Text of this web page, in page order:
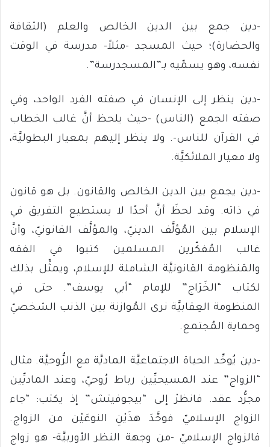
-دين جمع بين الدين الخالص والعلم (الثقافة
والحضارة)؛ حيث المسجد -مثلاً- مدرسة في الوقت
نفسه، وهو يسمّيه بـ”المسجدرسة”.
-دين ينظر إلى الإنسان في صفته الفرد الواحد، وفي
صفته الجمع (الناس) -حيث يلحظ أنَّ غالب الخطاب
في القرآن للناس-. ولا ينظر إليهم بمعيار البطوليَّة،
ولا معيار الملائكيَّة.
-دين يجمع بين الدين الخالص والقانون. بل هو قانون
في ذاته. وقد لحظَ أنَّ أحدًا لا يستطيع التفريق في
الإسلام بين المُؤلَّف الدينيّ، والمؤلَّف القانونيّ، وأنَّ
غالب المُفكّرين المسلمين كتبوا في الفقه
والمَنظومة القانونيَّة الشاملة للإسلام، ويمثِّل بذلك
لكتاب “الخَرَاج” للإمام “أبي يوسف”. حتى في
المنظومة العِقابيَّة نرى المُوازنة بين الذنب الشخصيّ
وحماية المُجتمع.
-دين يُوحِّد الحياة الاجتماعيَّة الماديَّة مع الرُّوحيَّة. مثال
“الزواج” عند المسيحيِّين رباط رُوحيّ، وعند الماديِّين
مجرُّد عقد. فانظرْ إلى “بيجوفيتش” إذ يكتب: “جاء
الزواج الإسلاميّ فوحَّدَ هذَيْنِ النوعَيْن من الزواج.
فالزواج الإسلاميّ -من وجهة النظر الأوربيَّة- هو زواج